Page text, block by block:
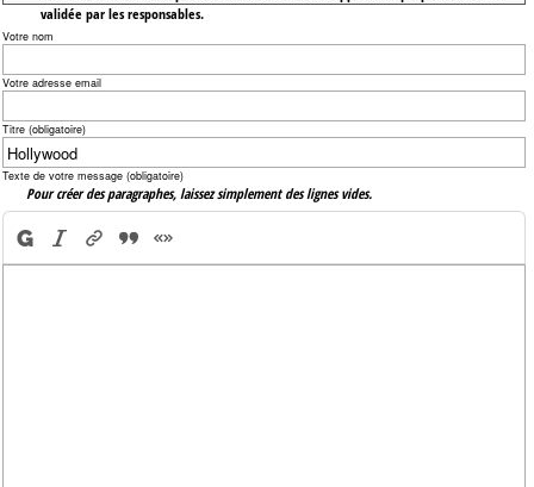
validée par les responsables.
Votre nom
Votre adresse email
Titre (obligatoire)
Texte de votre message (obligatoire)
Pour créer des paragraphes, laissez simplement des lignes vides.